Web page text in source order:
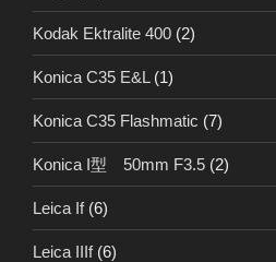
Kodak Ektralite 400 (2)
Konica C35 E&L (1)
Konica C35 Flashmatic (7)
Konica I型 50mm F3.5 (2)
Leica If(6)
Leica IIIf(6)